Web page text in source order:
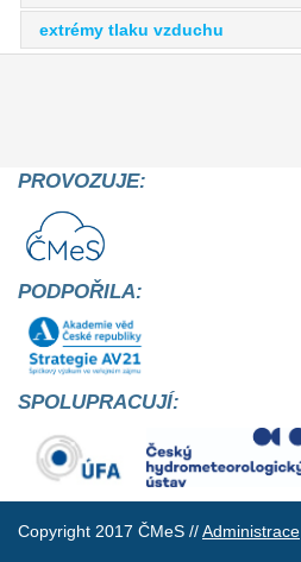
extrémy tlaku vzduchu
PROVOZUJE:
PODPOŘILA:
SPOLUPRACUJÍ:
Copyright 2017 ČMeS //Administrace